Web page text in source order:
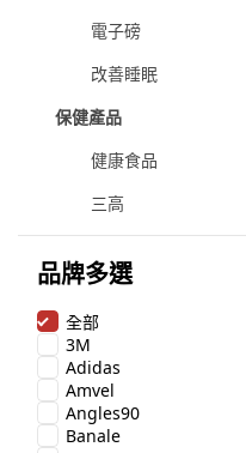
電子磅
改善睡眠
保健產品
健康食品
三高
品牌多選
全部
3M
Adidas
Amvel
Angles90
Banale